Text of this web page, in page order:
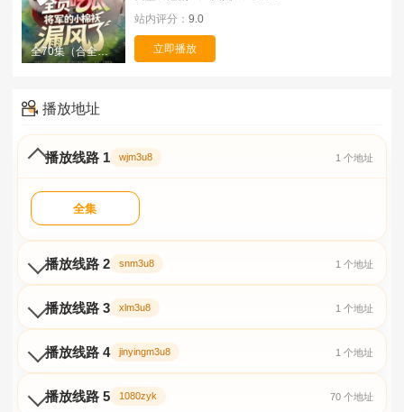
全70集（合全集）
站内评分： 9.0
立即播放
播放地址
播放线路 1 wjm3u8 1 个地址
全集
播放线路 2 snm3u8 1 个地址
播放线路 3 xlm3u8 1 个地址
播放线路 4 jinyingm3u8 1 个地址
播放线路 5 1080zyk 70 个地址